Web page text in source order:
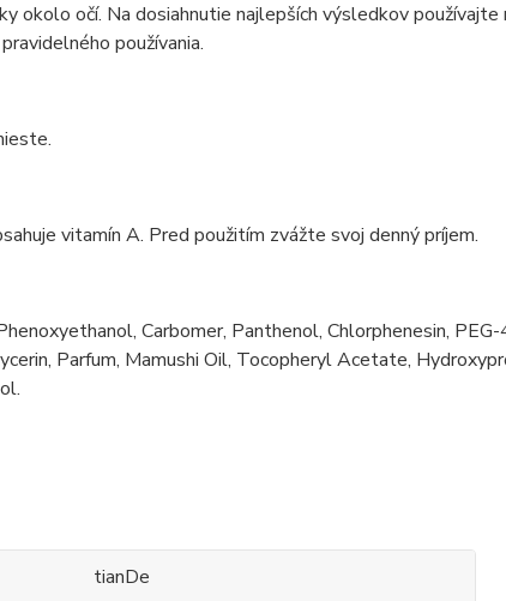
okolo očí. Na dosiahnutie najlepších výsledkov
používania.
vitamín A. Pred použitím zvážte svoj denný príjem.
Carbomer, Panthenol, Chlorphenesin,
Parfum, Mamushi Oil, Tocopheryl Acetate,
tianDe